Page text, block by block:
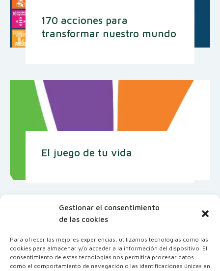
Gestionar el consentimiento
de las cookies
Para ofrecer las mejores experiencias, utilizamos tecnologías como las
cookies para almacenar y/o acceder a la información del dispositivo. El
consentimiento de estas tecnologías nos permitirá procesar datos
como el comportamiento de navegación o las identificaciones únicas en
170 acciones para
transformar nuestro mundo
El juego de tu vida